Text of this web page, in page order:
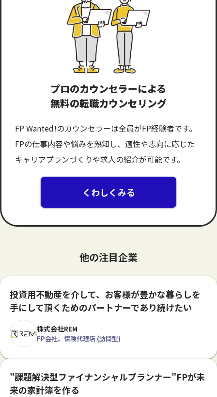
プロのカウンセラーによる
無料の転職カウンセリング
FP Wanted!のカウンセラーは全員がFP経験者です。
FPの仕事内容や悩みを熟知し、適性や志向に応じた
キャリアプランづくりや求人の紹介が可能です。
くわしくみる
他の注目企業
投資用不動産を介して、お客様が豊かな暮らしを
手にして頂くためのパートナーであり続けたい
株式会社REM
FP会社、保険代理店 (訪問型)
"課題解決型ファイナンシャルプランナー"FPが未
来の家計簿を作る